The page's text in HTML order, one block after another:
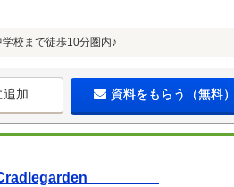
学校まで徒歩10分圏内♪
追加 資料をもらう（無料）
第4 Cradlegarden